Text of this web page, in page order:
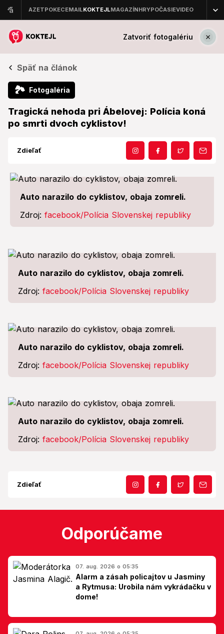
Zatvoriť fotogalériu
Späť na článok
🏞 Fotogaléria
Tragická nehoda pri Ábelovej: Polícia koná
po smrti dvoch cyklistov!
Zdieľať
Auto narazilo do cyklistov, obaja zomreli.
Zdroj: facebook/Polícia Slovenskej republiky
Auto narazilo do cyklistov, obaja zomreli.
Zdroj: facebook/Polícia Slovenskej republiky
Auto narazilo do cyklistov, obaja zomreli.
Zdroj: facebook/Polícia Slovenskej republiky
Auto narazilo do cyklistov, obaja zomreli.
Zdroj: facebook/Polícia Slovenskej republiky
Zdieľať
Odporúčame
07. aug. 2026 o 05:35
Alarm a zásah policajtov u Jasminy
a Rytmusa: Urobila nám vykrádačku v
dome!